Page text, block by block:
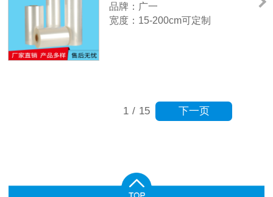
品牌：广一
宽度：15-200cm可定制
1 / 15 下一页